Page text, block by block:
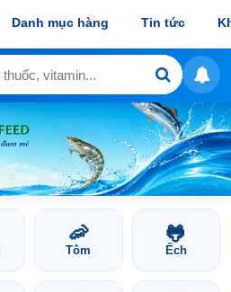
🦐
Tôm
🐸
Ếch
Danh mục hàng Tin tức